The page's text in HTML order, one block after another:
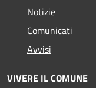
Notizie
Comunicati
Avvisi
VIVERE IL COMUNE